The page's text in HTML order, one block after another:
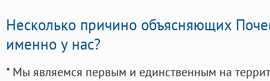
Несколько причино объясняющих
именно у нас?
* Мы являемся первым и единственным на